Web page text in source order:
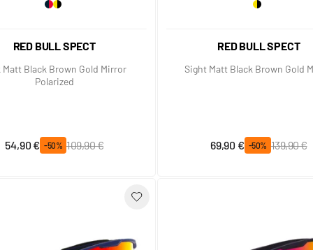
RED BULL SPECT
Matt Black Brown Gold Mirror
Polarized
Prix spécial
54,90 € -50%
Prix normal
109,90 €
RED BULL SPECT
Sight Matt Black Brown Gold
Prix spécial
69,90 € -50%
Prix normal
139,90 €